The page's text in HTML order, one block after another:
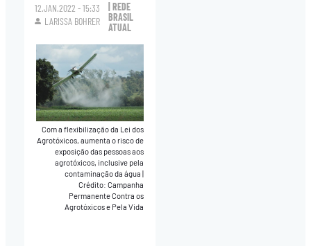
12.JAN.2022 - 15:33
LARISSA BOHRER
| REDE
BRASIL
ATUAL
Com a flexibilização da Lei dos
Agrotóxicos, aumenta o risco de
exposição das pessoas aos
agrotóxicos, inclusive pela
contaminação da água
Crédito: Campanha
Permanente Contra os
Agrotóxicos e Pela Vida